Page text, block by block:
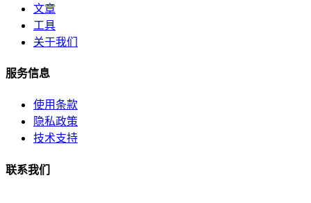
文章
工具
关于我们
服务信息
使用条款
隐私政策
技术支持
联系我们